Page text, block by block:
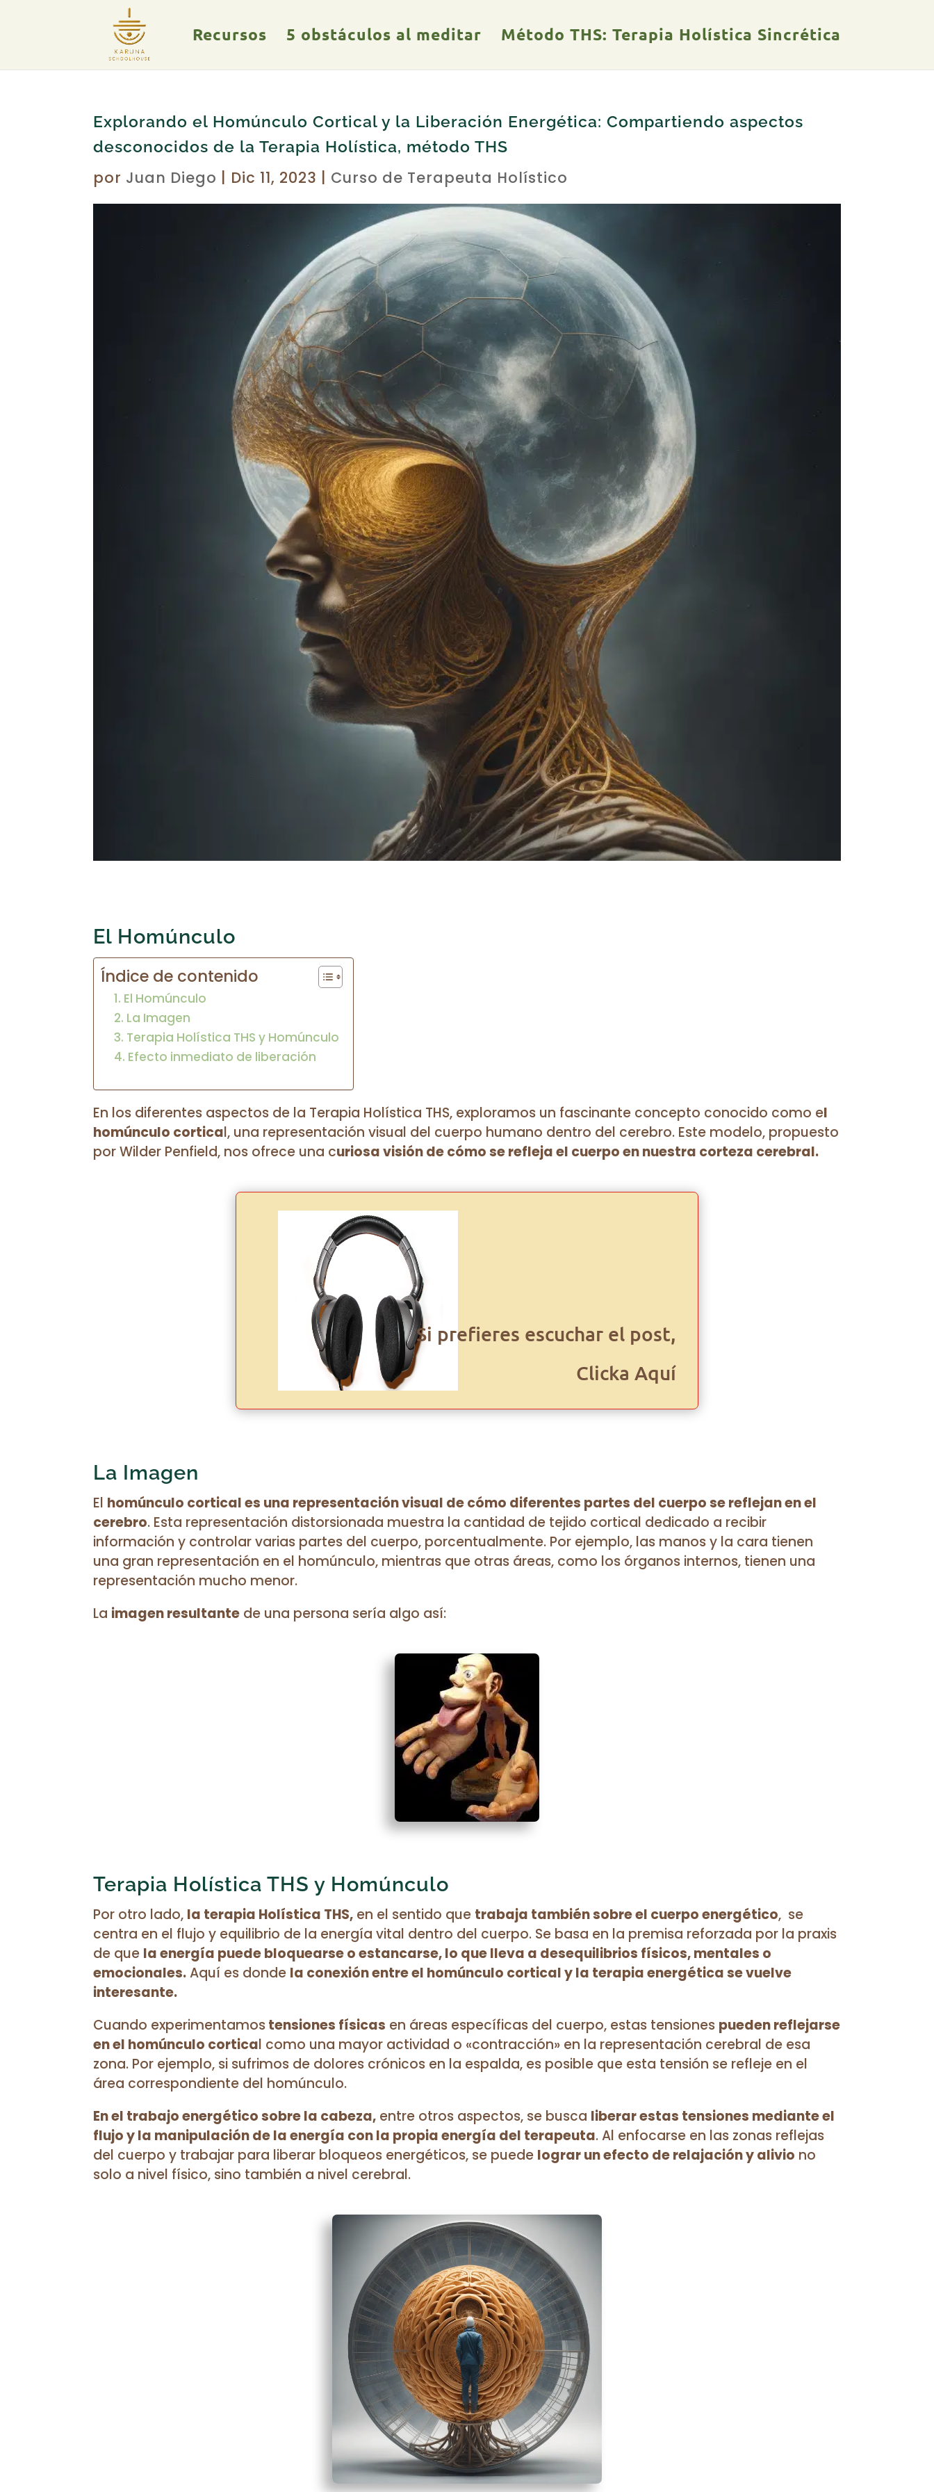
Recursos 5 obstáculos al meditar Método THS: Terapia Holística Sincrética
Explorando el Homúnculo Cortical y la Liberación Energética: Compartiendo aspectos
desconocidos de la Terapia Holística, método THS
por Juan Diego Dic 11, 2023 Curso de Terapeuta Holístico
El Homúnculo
Índice de contenido
El Homúnculo
La Imagen
Terapia Holística THS y Homúnculo
Efecto inmediato de liberación
En los diferentes aspectos de la Terapia Holística THS, exploramos un fascinante concepto conocido como el
homúnculo cortical, una representación visual del cuerpo humano dentro del cerebro. Este modelo, propuesto
por Wilder Penfield, nos ofrece una curiosa visión de cómo se refleja el cuerpo en nuestra corteza cerebral.
Si prefieres escuchar el post,
Clicka Aquí
La Imagen
El homúnculo cortical es una representación visual de cómo diferentes partes del cuerpo se reflejan en el
cerebro. Esta representación distorsionada muestra la cantidad de tejido cortical dedicado a recibir
información y controlar varias partes del cuerpo, porcentualmente. Por ejemplo, las manos y la cara tienen
una gran representación en el homúnculo, mientras que otras áreas, como los órganos internos, tienen una
representación mucho menor.
La imagen resultante de una persona sería algo así:
Terapia Holística THS y Homúnculo
Por otro lado, la terapia Holística THS, en el sentido que trabaja también sobre el cuerpo energético, se
centra en el flujo y equilibrio de la energía vital dentro del cuerpo. Se basa en la premisa reforzada por la praxis
de que la energía puede bloquearse o estancarse, lo que lleva a desequilibrios físicos, mentales o
emocionales.Aquí es donde la conexión entre el homúnculo cortical y la terapia energética se vuelve
interesante.
Cuando experimentamostensiones físicas en áreas específicas del cuerpo, estas tensiones pueden reflejarse
en el homúnculo cortical como una mayor actividad o «contracción» en la representación cerebral de esa
zona. Por ejemplo, si sufrimos de dolores crónicos en la espalda, es posible que esta tensión se refleje en el
área correspondiente del homúnculo.
En el trabajo energético sobre la cabeza, entre otros aspectos, se busca liberar estas tensiones mediante el
flujo y la manipulación de la energía con la propia energía del terapeuta. Al enfocarse en las zonas reflejas
del cuerpo y trabajar para liberar bloqueos energéticos, se puede lograr un efecto de relajación y alivio no
solo a nivel físico, sino también a nivel cerebral.